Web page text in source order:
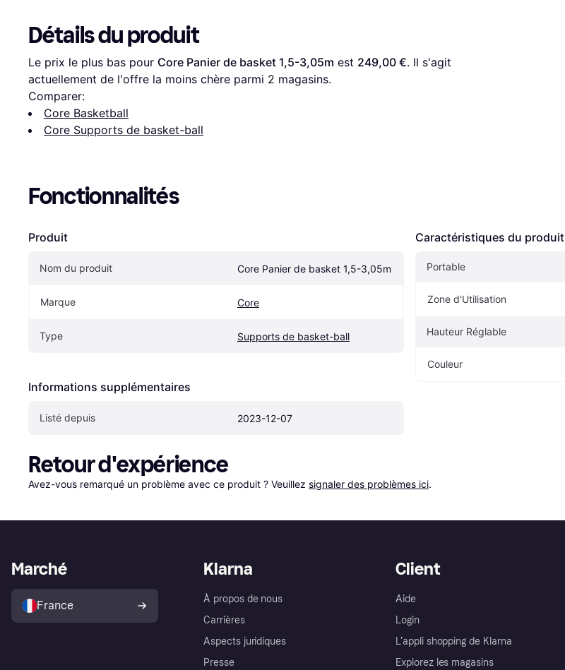
Détails du produit
Le prix le plus bas pour Core Panier de basket 1,5-3,05m est 249,00 €. Il s'agit
actuellement de l'offre la moins chère parmi 2 magasins.
Comparer:
Core Basketball
Core Supports de basket-ball
Fonctionnalités
Produit
Nom du produit Core Panier de basket 1,5-3,05m
Marque Core
Type Supports de basket-ball
Informations supplémentaires
Listé depuis 2023-12-07
Caractéristiques du produit
Portable
Zone d'Utilisation
Hauteur Réglable
Couleur
Retour d'expérience
Avez-vous remarqué un problème avec ce produit ? Veuillez signaler des problèmes ici.
Klarna
À propos de nous
Carrières
Aspects juridiques
Presse
Client
Aide
Login
L'appli shopping de Klarna
Explorez les magasins
Marché
France